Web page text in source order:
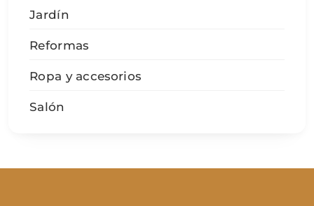
Jardín
Reformas
Ropa y accesorios
Salón